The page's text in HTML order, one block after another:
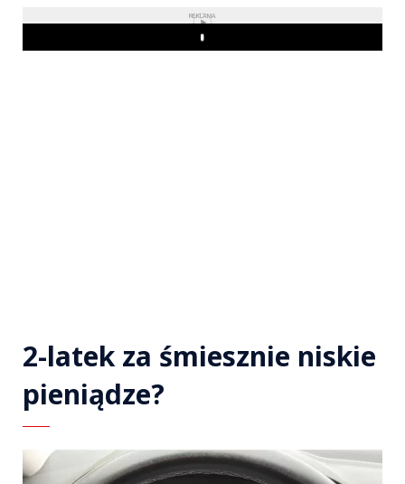
REKLAMA
Play
2-latek za śmiesznie niskie
pieniądze?